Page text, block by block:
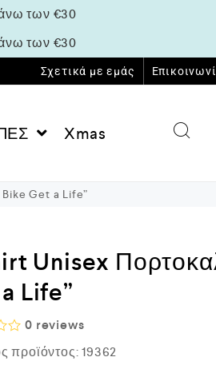
των €30
των €30
Σχετικά με εμάς
Xmas
Get a Life”
Unisex
Life”
0 reviews
προϊόντος: 19362